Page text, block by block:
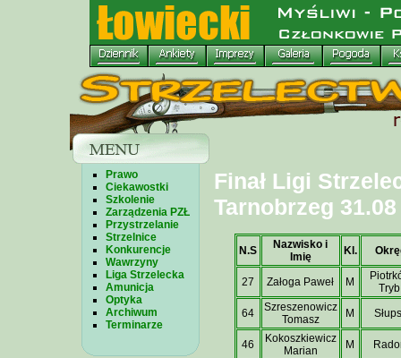
Prawo
Ciekawostki
Szkolenie
Zarządzenia PZŁ
Przystrzelanie
Strzelnice
Konkurencje
Wawrzyny
Liga Strzelecka
Amunicja
Optyka
Archiwum
Terminarze
Finał Ligi
Tarnobrzeg
N.S
Nazwisko i
Imię
Kl.
27 Załoga Paweł M
64
Szreszenowicz
Tomasz
M
46
Kokoszkiewicz
Marian
M